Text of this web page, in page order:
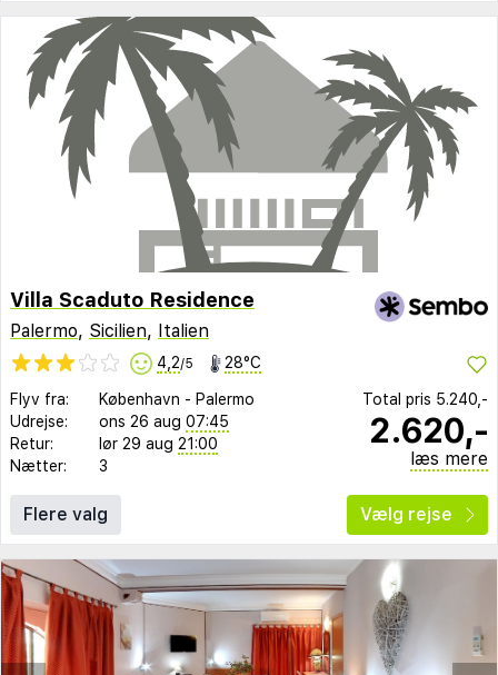
Villa Scaduto Residence
Palermo, Sicilien, Italien
4,2/5 28°C
Flyv fra: København - Palermo
Udrejse:
ons 26 aug 07:45
Retur:
lør 29 aug 21:00
Nætter:
3
Total pris 5.240,-
2.620,-
læs mere
Flere valg Vælg rejse